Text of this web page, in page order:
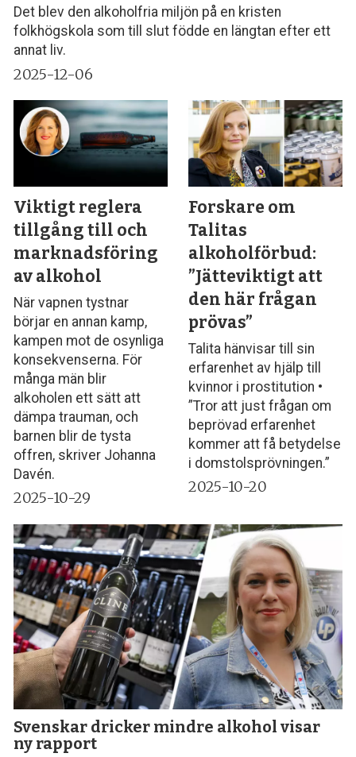
Det blev den alkoholfria miljön på en kristen
folkhögskola som till slut födde en längtan efter ett
annat liv.
2025-12-06
Viktigt reglera
tillgång till och
marknadsföring
av alkohol
När vapnen tystnar
börjar en annan kamp,
kampen mot de osynliga
konsekvenserna. För
många män blir
alkoholen ett sätt att
dämpa trauman, och
barnen blir de tysta
offren, skriver Johanna
Davén.
2025-10-29
Forskare om
Talitas
alkoholförbud:
”Jätteviktigt att
den här frågan
prövas”
Talita hänvisar till sin
erfarenhet av hjälp till
kvinnor i prostitution •
”Tror att just frågan om
beprövad erfarenhet
kommer att få betydelse
i domstolsprövningen.”
2025-10-20
Svenskar dricker mindre alkohol visar
ny rapport